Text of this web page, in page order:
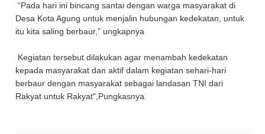
“Pada hari ini bincang santai dengan warga masyarakat di
Desa Kota Agung untuk menjalin hubungan kedekatan, untuk
itu kita saling berbaur,” ungkapnya
Kegiatan tersebut dilakukan agar menambah kedekatan
kepada masyarakat dan aktif dalam kegiatan sehari-hari
berbaur dengan masyarakat sebagai landasan TNI dari
Rakyat untuk Rakyat",Pungkasnya.